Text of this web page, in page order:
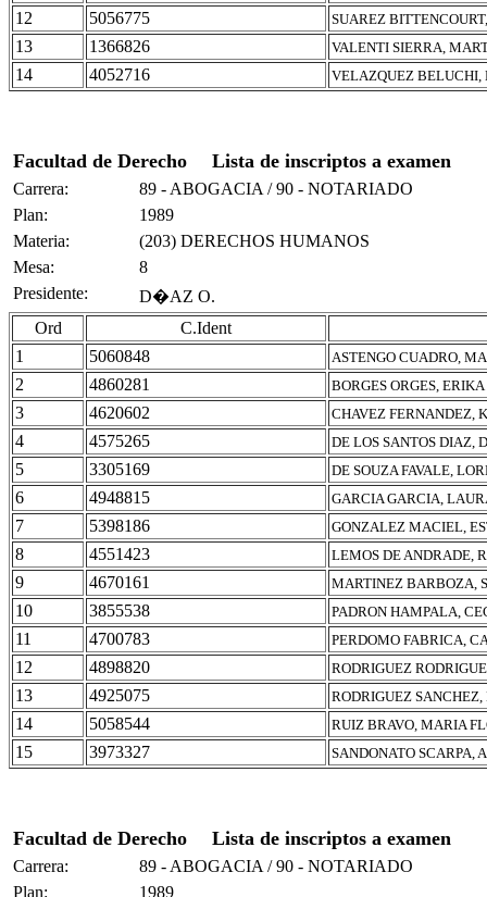
12 5056775 SUAREZ
13 1366826 VALENTI SIERRA,
14 4052716 VELAZQUEZ
Facultad de Derecho Lista de inscriptos a examen
Carrera:
89 - ABOGACIA / 90 - NOTARIADO
Plan:
1989
Materia:
(203) DERECHOS HUMANOS
Mesa:
8
Presidente:
D�AZ O.
Ord
C.Ident
1
5060848 ASTENGO CUADRO,
2 4860281 BORGES ORGES,
3 4620602 CHAVEZ FERNANDEZ,
4 4575265 DE LOS SANTOS DIAZ,
5 3305169 DE SOUZA FAVALE,
6 4948815 GARCIA GARCIA,
7 5398186 GONZALEZ MACIEL,
8 4551423 LEMOS DE ANDRADE,
9 4670161 MARTINEZ BARBOZA,
10 3855538 PADRON HAMPALA,
11 4700783 PERDOMO FABRICA,
12 4898820 RODRIGUEZ
13 4925075 RODRIGUEZ
14 5058544 RUIZ BRAVO, MARIA
15 3973327 SANDONATO SCARPA,
Facultad de Derecho Lista de inscriptos a examen
Carrera:
89 - ABOGACIA / 90 - NOTARIADO
Plan:
1989